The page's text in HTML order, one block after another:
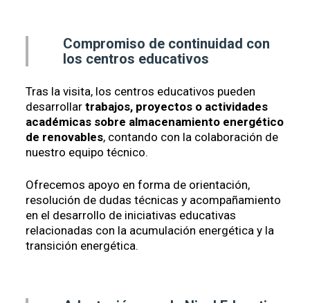
Compromiso de continuidad con
los centros educativos
Tras la visita, los centros educativos pueden
desarrollar trabajos, proyectos o actividades
académicas sobre almacenamiento energético
de renovables, contando con la colaboración de
nuestro equipo técnico.
Ofrecemos apoyo en forma de orientación,
resolución de dudas técnicas y acompañamiento
en el desarrollo de iniciativas educativas
relacionadas con la acumulación energética y la
transición energética.